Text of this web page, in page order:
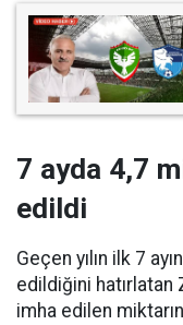
7 ayda 4,7
edildi
Geçen yılın ilk 7
edildiğini hatırlatan
imha edilen